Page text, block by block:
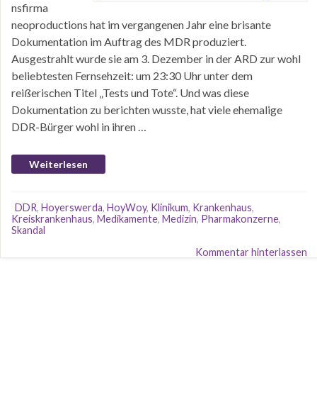
nsfirma
neoproductions hat im vergangenen Jahr eine brisante
Dokumentation im Auftrag des MDR produziert.
Ausgestrahlt wurde sie am 3. Dezember in der ARD zur wohl
beliebtesten Fernsehzeit: um 23:30 Uhr unter dem
reißerischen Titel „Tests und Tote“. Und was diese
Dokumentation zu berichten wusste, hat viele ehemalige
DDR-Bürger wohl in ihren …
Weiterlesen
DDR, Hoyerswerda, HoyWoy, Klinikum, Krankenhaus,
Kreiskrankenhaus, Medikamente, Medizin, Pharmakonzerne,
Skandal
Kommentar hinterlassen